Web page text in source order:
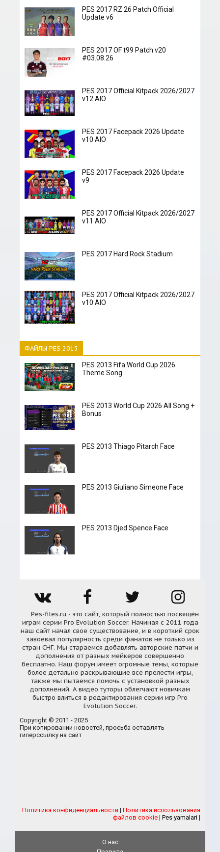
PES 2017 RZ 26 Patch Official
Update v6
PES 2017 OF t99 Patch v20
#03.08.26
PES 2017 Official Kitpack 2026/2027
v12 AIO
PES 2017 Facepack 2026 Update
v10 AIO
PES 2017 Facepack 2026 Update
v9
PES 2017 Official Kitpack 2026/2027
v11 AIO
PES 2017 Hard Rock Stadium
PES 2017 Official Kitpack 2026/2027
v10 AIO
ФАЙЛЫ PES 2013
PES 2013 Fifa World Cup 2026
Theme Song
PES 2013 World Cup 2026 All Song +
Bonus
PES 2013 Thiago Pitarch Face
PES 2013 Giuliano Simeone Face
PES 2013 Djed Spence Face
Pes-files.ru - это сайт, который полностью посвящён
играм серии Pro Evolution Soccer. Начиная с 2011 года
наш сайт начал свое существование, и в короткий срок
завоевал популярность среди фанатов не только из
стран СНГ. Мы стараемся добавлять авторские патчи и
дополнения от разных мейкеров совершенно
бесплатно. Наш форум имеет огромные темы, которые
более детально раскрывающие все прелести игры,
также мы пытаемся помочь с установкой разных
дополнений. А видео туторы облегчают новичкам
быстро влиться в редактирования серии игр Pro
Evolution Soccer.
Copyright © 2011 - 2025
При копировании новостей, просьба оставлять
гиперссылку на сайт
Политика конфиденциальности | Политика использования
файлов cookie | Pes yamalari |
О нас